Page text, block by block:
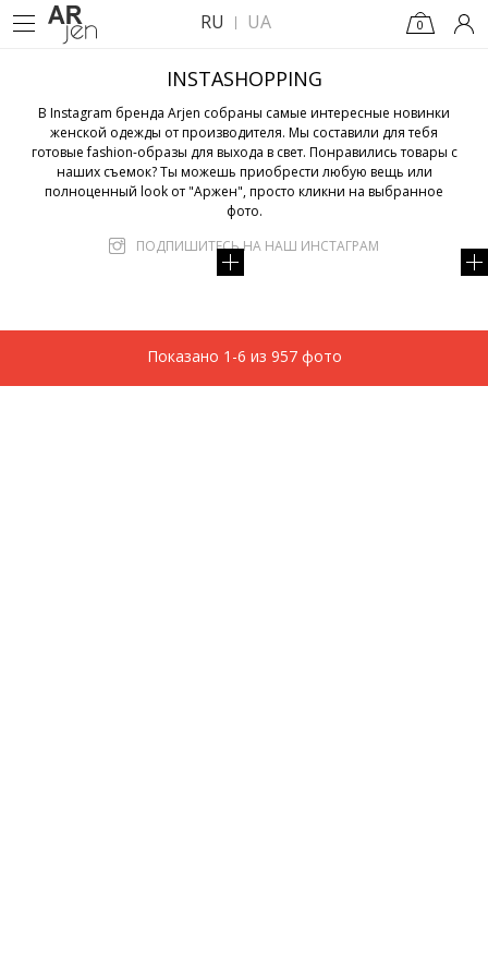
RU UA 0
INSTASHOPPING
В Instagram бренда Arjen собраны самые интересные новинки
женской одежды от производителя. Мы составили для тебя
готовые fashion-образы для выхода в свет. Понравились товары с
наших съемок? Ты можешь приобрести любую вещь или
полноценный look от "Аржен", просто кликни на выбранное
фото.
ПОДПИШИТЕСЬ НА НАШ ИНСТАГРАМ
Показано 1-6 из 957 фото